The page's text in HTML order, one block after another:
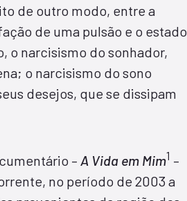
de outro modo, entre a
de uma pulsão e o estado
o narcisismo do sonhador,
o narcisismo do sono
desejos, que se dissipam
– A Vida em Mim1 –
no período de 2003 a